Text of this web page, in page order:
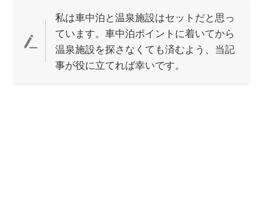
私は車中泊と温泉施設はセットだと思っ
ています。車中泊ポイントに着いてから
温泉施設を探さなくても済むよう、当記
事が役に立てれば幸いです。